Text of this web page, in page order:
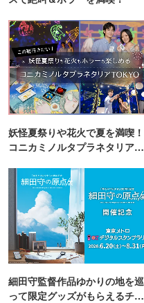
妖怪夏祭りや花火で夏を満喫！
コニカミノルタプラネタリア
細田守監督作品ゆかりの地を巡
って限定グッズがもらえるチャ